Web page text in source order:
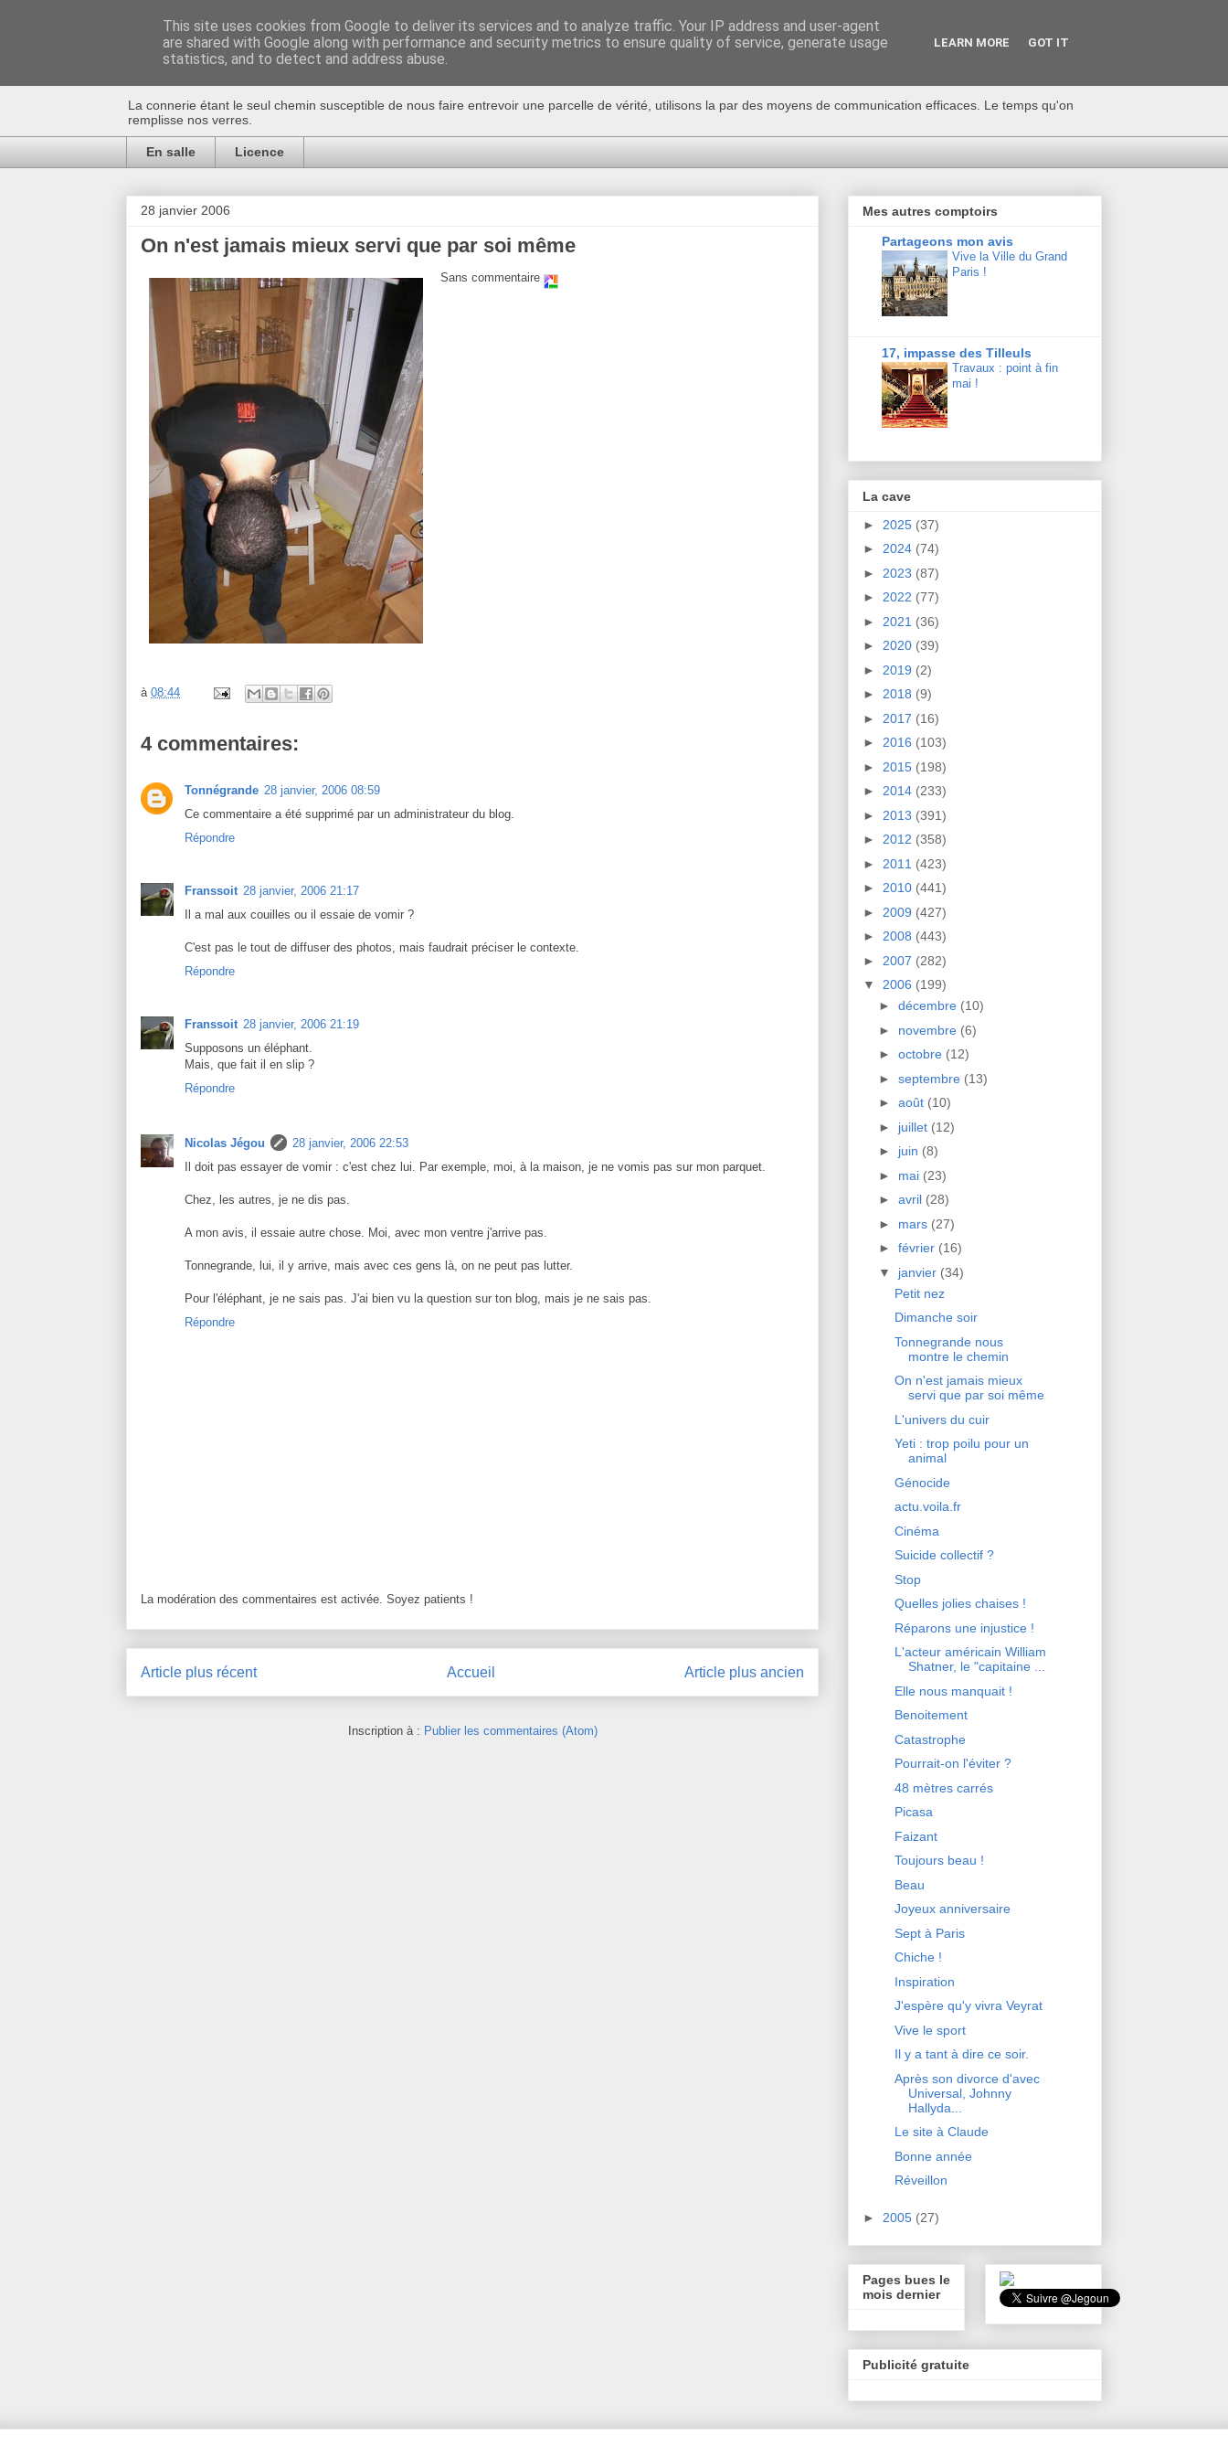
Au bistro !
La connerie étant le seul chemin susceptible de nous faire entrevoir une parcelle de vérité, utilisons la par des moyens de communication efficaces. Le temps qu'on
remplisse nos verres.
En salle Licence
28 janvier 2006
On n'est jamais mieux servi que par soi même
Sans commentaire
à 08:44
4 commentaires:
Tonnégrande 28 janvier, 2006 08:59
Ce commentaire a été supprimé par un administrateur du blog.
Répondre
Franssoit 28 janvier, 2006 21:17
Il a mal aux couilles ou il essaie de vomir ?
C'est pas le tout de diffuser des photos, mais faudrait préciser le contexte.
Répondre
Franssoit 28 janvier, 2006 21:19
Supposons un éléphant.
Mais, que fait il en slip ?
Répondre
Nicolas Jégou
28 janvier, 2006 22:53
Il doit pas essayer de vomir : c'est chez lui. Par exemple, moi, à la maison, je ne vomis pas sur mon parquet.
Chez, les autres, je ne dis pas.
A mon avis, il essaie autre chose. Moi, avec mon ventre j'arrive pas.
Tonnegrande, lui, il y arrive, mais avec ces gens là, on ne peut pas lutter.
Pour l'éléphant, je ne sais pas. J'ai bien vu la question sur ton blog, mais je ne sais pas.
Répondre
La modération des commentaires est activée. Soyez patients !
Article plus récent Article plus ancien
Accueil
Inscription à : Publier les commentaires (Atom)
Mes autres comptoirs
Partageons mon avis
Vive la Ville du Grand
Paris !
17, impasse des Tilleuls
Travaux : point à fin
mai !
La cave
► 2025 (37)
► 2024 (74)
► 2023 (87)
► 2022 (77)
► 2021 (36)
► 2020 (39)
► 2019 (2)
► 2018 (9)
► 2017 (16)
► 2016 (103)
► 2015 (198)
► 2014 (233)
► 2013 (391)
► 2012 (358)
► 2011 (423)
► 2010 (441)
► 2009 (427)
► 2008 (443)
► 2007 (282)
▼ 2006 (199)
► décembre (10)
► novembre (6)
► octobre (12)
► septembre (13)
► août (10)
► juillet (12)
► juin (8)
► mai (23)
► avril (28)
► mars (27)
► février (16)
▼ janvier (34)
Petit nez
Dimanche soir
Tonnegrande nous
montre le chemin
On n'est jamais mieux
servi que par soi même
L'univers du cuir
Yeti : trop poilu pour un
animal
Génocide
actu.voila.fr
Cinéma
Suicide collectif ?
Stop
Quelles jolies chaises !
Réparons une injustice !
L'acteur américain William
Shatner, le "capitaine ...
Elle nous manquait !
Benoitement
Catastrophe
Pourrait-on l'éviter ?
48 mètres carrés
Picasa
Faizant
Toujours beau !
Beau
Joyeux anniversaire
Sept à Paris
Chiche !
Inspiration
J'espère qu'y vivra Veyrat
Vive le sport
Il y a tant à dire ce soir.
Après son divorce d'avec
Universal, Johnny
Hallyda...
Le site à Claude
Bonne année
Réveillon
► 2005 (27)
Pages bues le
mois dernier
Publicité gratuite
This site uses cookies from Google to deliver its services and to analyze traffic. Your IP address and user-agent
are shared with Google along with performance and security metrics to ensure quality of service, generate usage
statistics, and to detect and address abuse.
LEARN MORE GOT IT